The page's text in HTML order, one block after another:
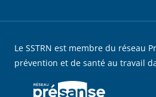
Le SSTRN est membre du réseau
prévention et de santé au travail